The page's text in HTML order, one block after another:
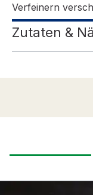
Verfeinern
Zutaten &